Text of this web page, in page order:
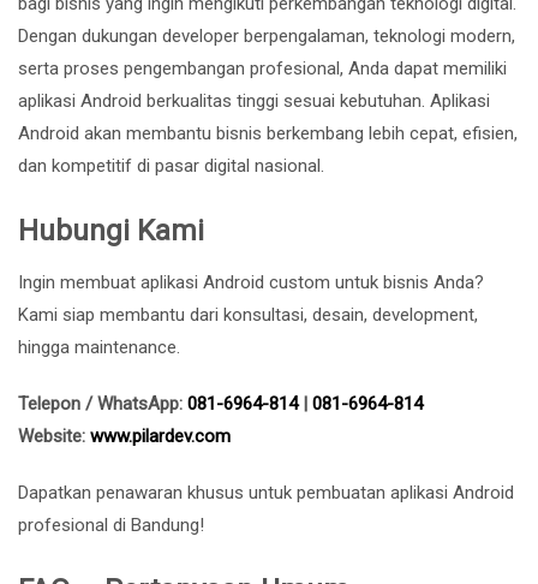
Dengan dukungan developer berpengalaman, teknologi modern,
serta proses pengembangan profesional, Anda dapat memiliki
aplikasi Android berkualitas tinggi sesuai kebutuhan. Aplikasi
Android akan membantu bisnis berkembang lebih cepat, efisien,
dan kompetitif di pasar digital nasional.
Hubungi Kami
Ingin membuat aplikasi Android custom untuk bisnis Anda?
Kami siap membantu dari konsultasi, desain, development,
hingga maintenance.
Telepon / WhatsApp: 081-6964-814| 081-6964-814
Website: www.pilardev.com
Dapatkan penawaran khusus untuk pembuatan aplikasi Android
profesional di Bandung!